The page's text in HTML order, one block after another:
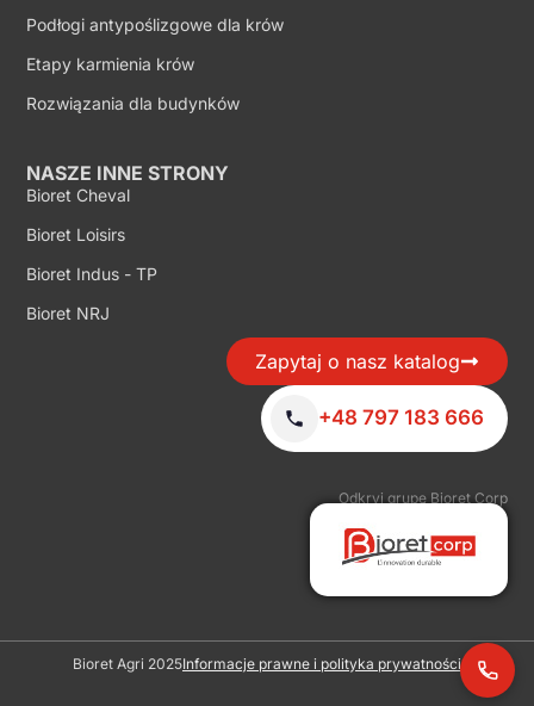
Podłogi antypoślizgowe dla krów
Etapy karmienia krów
Rozwiązania dla budynków
NASZE INNE STRONY
Bioret Cheval
Bioret Loisirs
Bioret Indus - TP
Bioret NRJ
Zapytaj o nasz katalog
+48 797 183 666
Odkryj grupę Bioret Corp
Bioret Agri 2025Informacje prawne i polityka prywatności